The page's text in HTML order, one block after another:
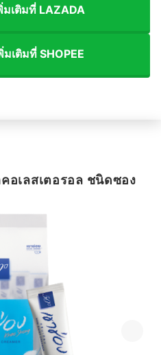
มเติมที่ LAZADA
มเติมที่ SHOPEE
อเลสเตอรอล ชนิดซอง